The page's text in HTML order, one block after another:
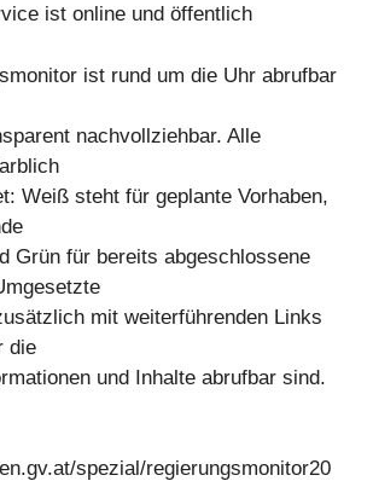
ist online und öffentlich
ist rund um die Uhr abrufbar
nachvollziehbar. Alle
Weiß steht für geplante Vorhaben,
Grün für bereits abgeschlossene
mit weiterführenden Links
die
und Inhalte abrufbar sind.
spezial/regierungsmonitor20